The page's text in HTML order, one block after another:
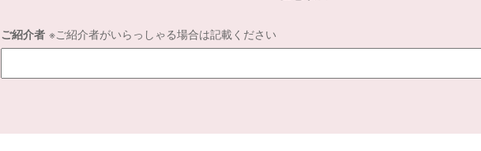
ご紹介者 ※ご紹介者がいらっしゃる場合は記載ください